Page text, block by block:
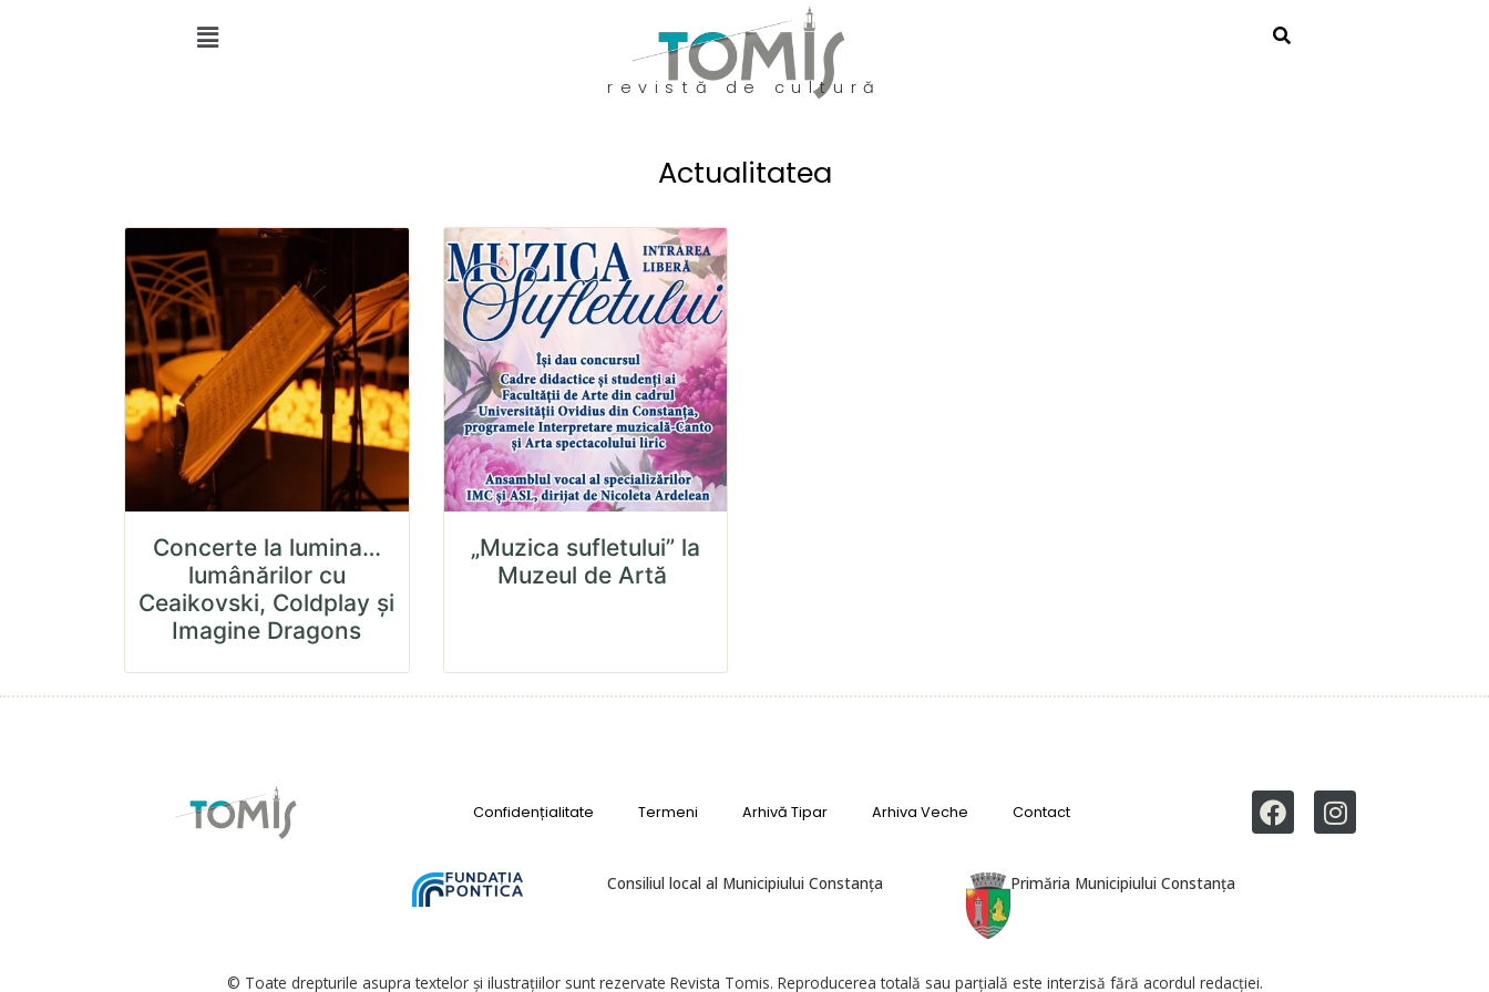
revistă de cultură
Actualitatea
Concerte la lumina…
lumânărilor cu
Ceaikovski, Coldplay și
Imagine Dragons
„Muzica sufletului” la
Muzeul de Artă
Confidențialitate Termeni Arhivă Tipar Arhiva Veche Contact
Consiliul local al Municipiului Constanța Primăria Municipiului Constanța
© Toate drepturile asupra textelor și ilustrațiilor sunt rezervate Revista Tomis. Reproducerea totală sau parțială este interzisă fără acordul redacției.